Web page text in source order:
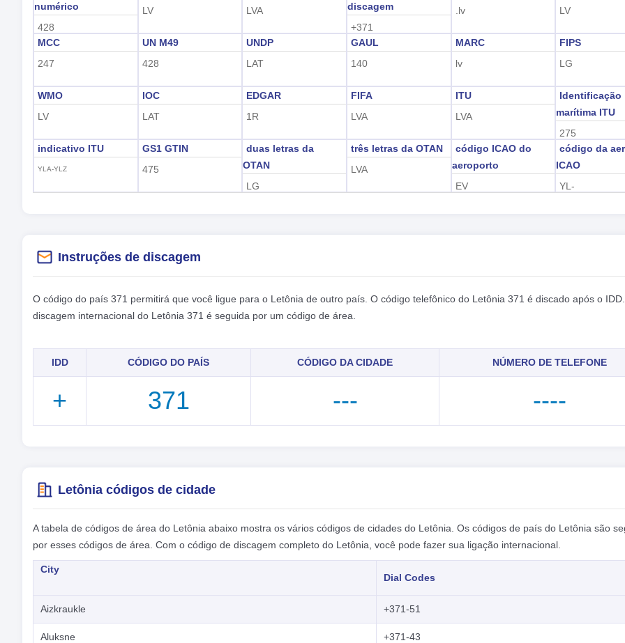
numérico
428
LV
LVA
discagem
+371
.lv
LV
MCC
247
UN M49
428
UNDP
LAT
GAUL
140
MARC
lv
FIPS
LG
WMO
LV
IOC
LAT
EDGAR
1R
FIFA
LVA
ITU
LVA
Identificação
marítima ITU
275
indicativo ITU
YLA-YLZ
GS1 GTIN
475
duas letras da
OTAN
LG
três letras da OTAN
LVA
código ICAO do
aeroporto
EV
código da
ICAO
YL-
Instruções de discagem
O código do país 371 permitirá que você ligue para o Letônia de outro país. O código telefônico do Letônia 371 é discado após o
discagem internacional do Letônia 371 é seguida por um código de área.
IDD CÓDIGO DO PAÍS CÓDIGO DA CIDADE NÚMERO DE TELEFONE
+ 371 --- ----
Letônia códigos de cidade
A tabela de códigos de área do Letônia abaixo mostra os vários códigos de cidades do Letônia. Os códigos de país do Letônia são
por esses códigos de área. Com o código de discagem completo do Letônia, você pode fazer sua ligação internacional.
City
Dial Codes
Aizkraukle +371-51
Aluksne +371-43